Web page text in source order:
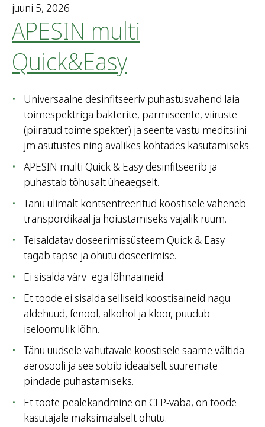
juuni 5, 2026
APESIN multi
Quick&Easy
Universaalne desinfitseeriv puhastusvahend laia
toimespektriga bakterite, pärmiseente, viiruste
(piiratud toime spekter) ja seente vastu meditsiini-
jm asutustes ning avalikes kohtades kasutamiseks.
APESIN multi Quick & Easy desinfitseerib ja
puhastab tõhusalt üheaegselt.
Tänu ülimalt kontsentreeritud koostisele väheneb
transpordikaal ja hoiustamiseks vajalik ruum.
Teisaldatav doseerimissüsteem Quick & Easy
tagab täpse ja ohutu doseerimise.
Ei sisalda värv- ega lõhnaaineid.
Et toode ei sisalda selliseid koostisaineid nagu
aldehüüd, fenool, alkohol ja kloor, puudub
iseloomulik lõhn.
Tänu uudsele vahutavale koostisele saame vältida
aerosooli ja see sobib ideaalselt suuremate
pindade puhastamiseks.
Et toote pealekandmine on CLP-vaba, on toode
kasutajale maksimaalselt ohutu.